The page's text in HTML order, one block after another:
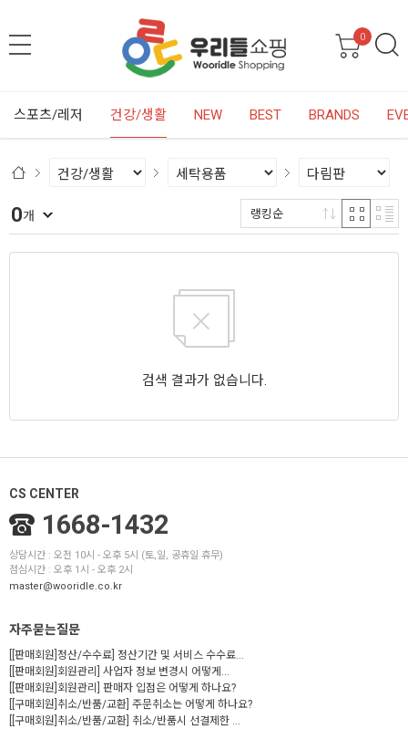
0
스포츠/레저 건강/생활 NEW BEST BRANDS
0개 랭킹순
검색 결과가 없습니다.
CS CENTER
1668-1432
상담시간 : 오전 10시 - 오후 5시 (토,일, 공휴일 휴무)
점심시간 : 오후 1시 - 오후 2시
master@wooridle.co.kr
자주묻는질문
[[판매회원]정산/수수료] 정산기간 및 서비스 수수료...
[[판매회원]회원관리] 사업자 정보 변경시 어떻게...
[[판매회원]회원관리] 판매자 입점은 어떻게 하나요?
[[구매회원]취소/반품/교환] 주문취소는 어떻게 하나요?
[[구매회원]취소/반품/교환] 취소/반품시 선결제한 ...